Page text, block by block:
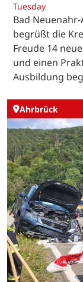
Tuesday
Bad
begrüßt die
Freude 14
und einen
Ausbildung
Ahrbrück